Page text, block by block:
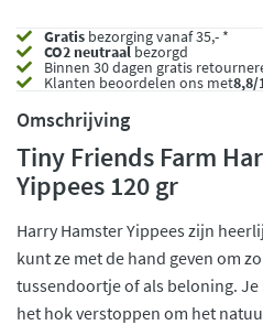
Gratis bezorging vanaf 35,- *
CO2 neutraalbezorgd
Binnen 30 dagen gratis
Klanten beoordelen ons met8,8/
Omschrijving
Tiny Friends Farm
Yippees 120 gr
Harry Hamster Yippees zijn
kunt ze met de hand geven om
tussendoortje of als beloning.
het hok verstoppen om het